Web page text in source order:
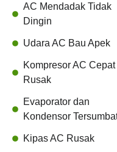
AC Mendadak Tidak
Dingin
Udara AC Bau Apek
Kompresor AC Cepat
Rusak
Evaporator dan
Kondensor
Kipas AC Rusak